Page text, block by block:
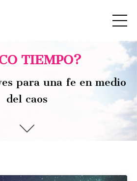
TIEMPO?
para una fe en medio
del caos